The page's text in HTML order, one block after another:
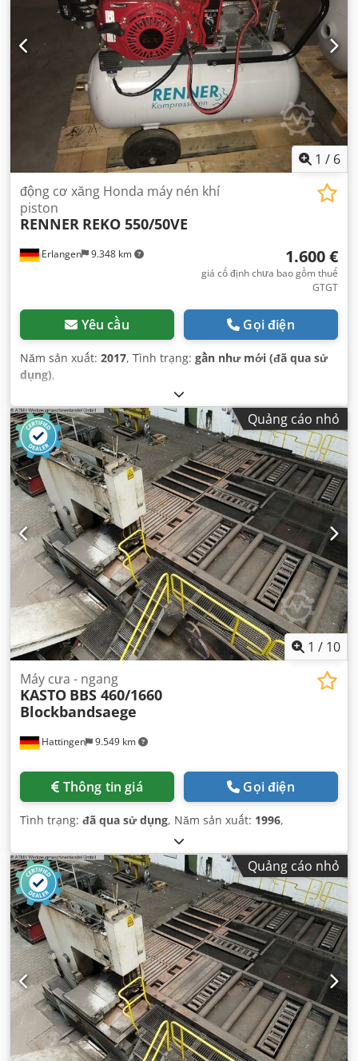
1 / 6
Erlangen 9.348 km
động cơ xăng Honda máy nén khí
piston
RENNER REKO 550/50VE
1.600 €
giá cố định chưa bao gồm thuế
GTGT
Yêu cầu Gọi điện
Năm sản xuất: 2017, Tình trạng: gần như mới (đã qua sử
dụng),
Quảng cáo nhỏ
1 / 10
Hattingen 9.549 km
Máy cưa - ngang
KASTO BBS 460/1660
Blockbandsaege
Thông tin giá Gọi điện
Tình trạng: đã qua sử dụng, Năm sản xuất: 1996,
Quảng cáo nhỏ